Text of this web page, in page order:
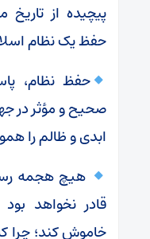
پیچیده از
حفظ یک نظام
حفظ نظام،
صحیح و مؤثر در
ابدی و ظالم را
هیچ هجمه
قادر نخواهد
خاموش کند؛ چرا